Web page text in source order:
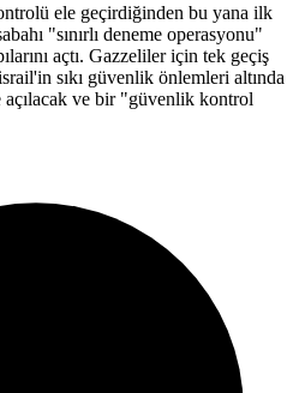
ele geçirdiğinden bu yana ilk
"sınırlı deneme operasyonu"
açtı. Gazzeliler için tek geçiş
sıkı güvenlik önlemleri altında
ve bir "güvenlik kontrol